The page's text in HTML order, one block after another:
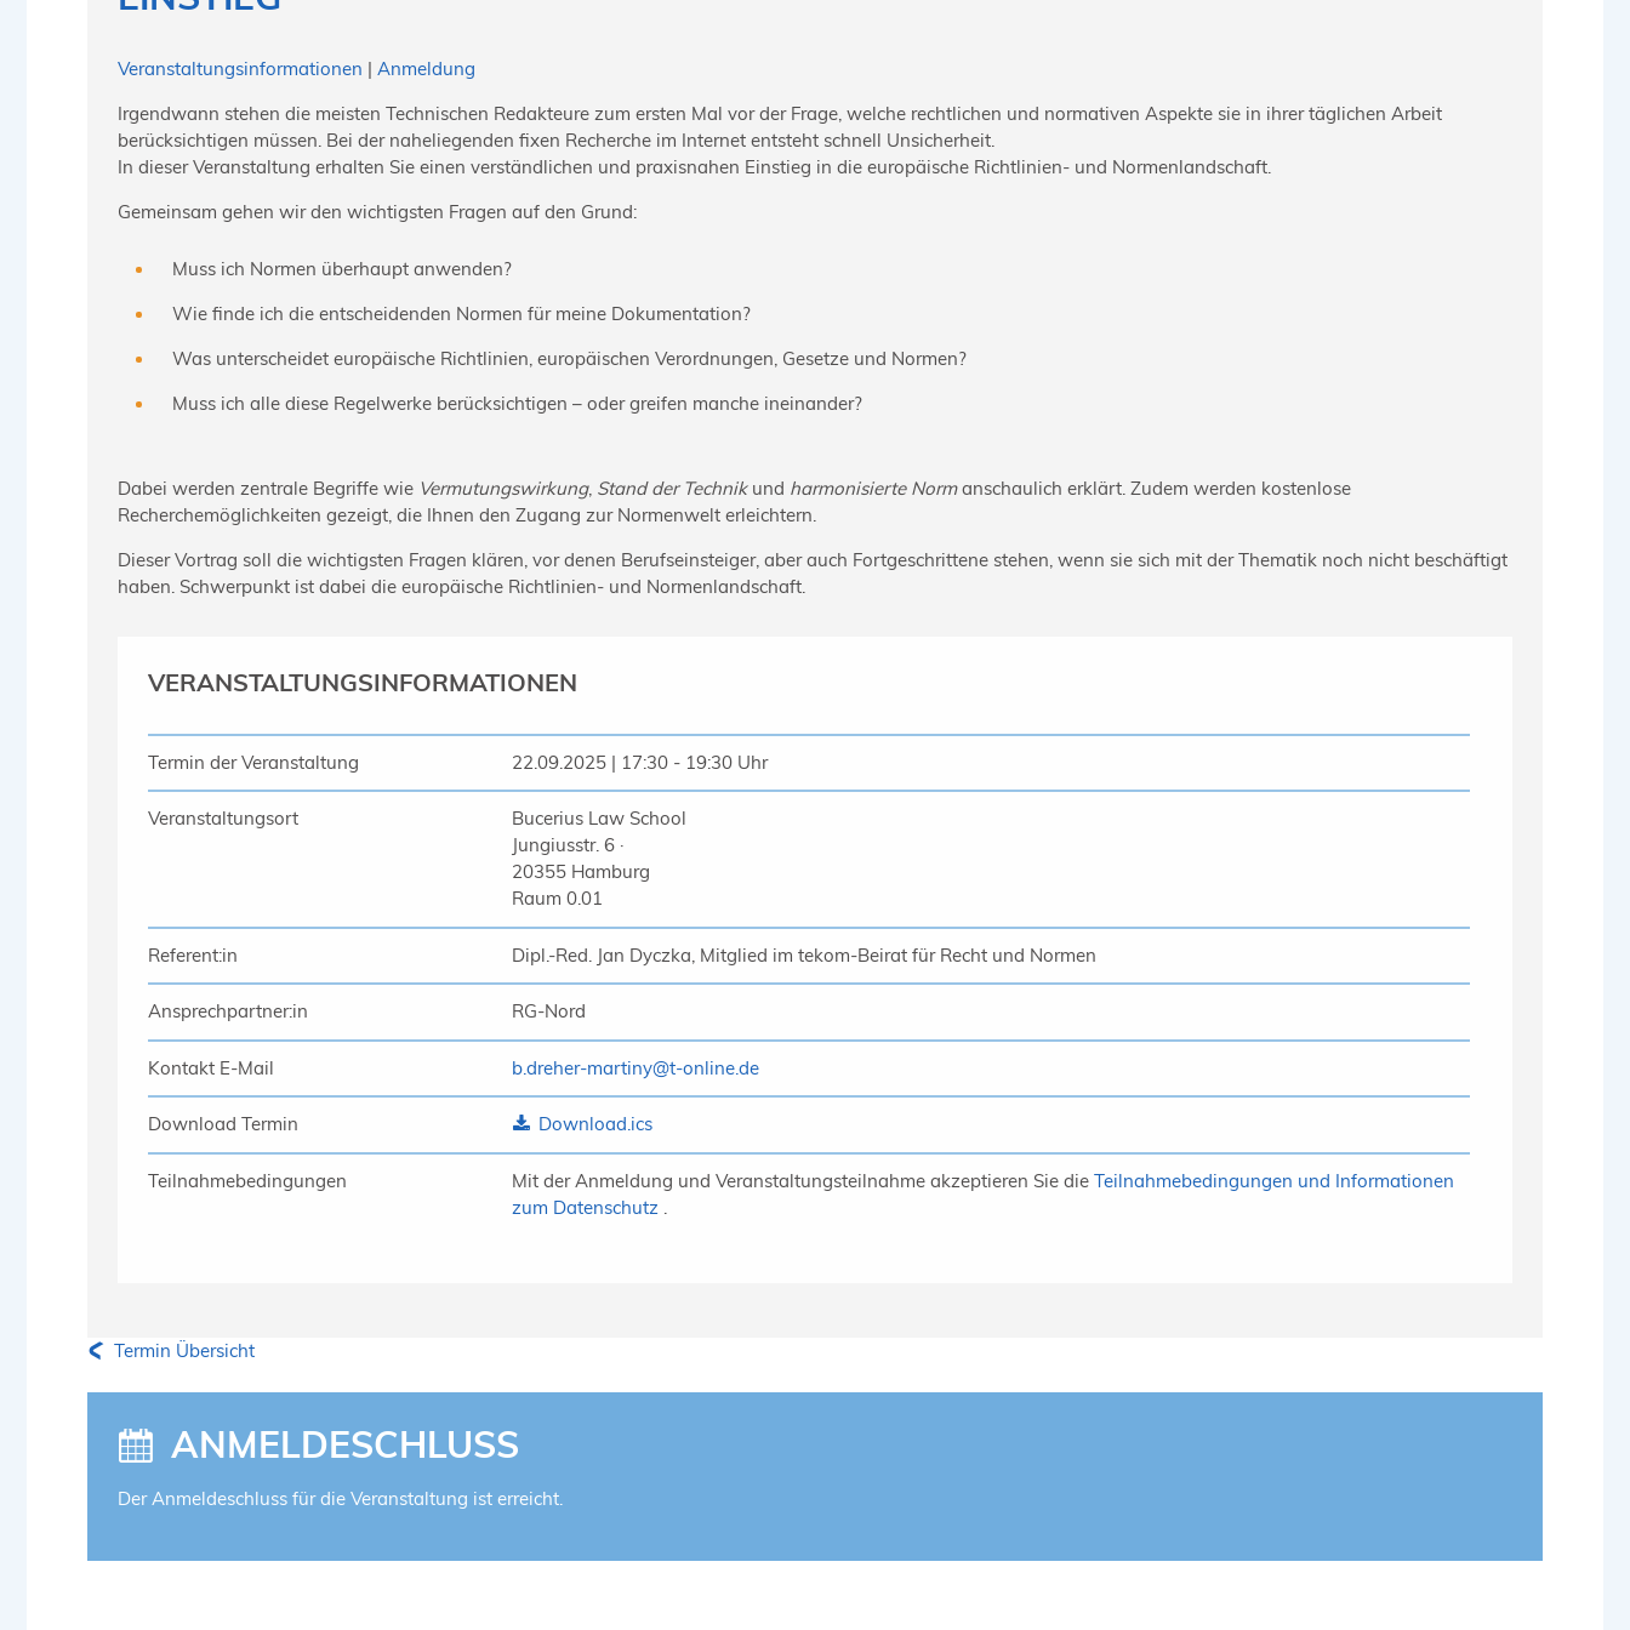
Veranstaltungsinformationen | Anmeldung
Irgendwann stehen die meisten Technischen Redakteure zum ersten Mal vor der Frage, welche rechtlichen und normativen Aspekte sie in ihrer täglichen Arbeit
berücksichtigen müssen. Bei der naheliegenden fixen Recherche im Internet entsteht schnell Unsicherheit.
In dieser Veranstaltung erhalten Sie einen verständlichen und praxisnahen Einstieg in die europäische Richtlinien- und Normenlandschaft.
Gemeinsam gehen wir den wichtigsten Fragen auf den Grund:
Muss ich Normen überhaupt anwenden?
Wie finde ich die entscheidenden Normen für meine Dokumentation?
Was unterscheidet europäische Richtlinien, europäischen Verordnungen, Gesetze und Normen?
Muss ich alle diese Regelwerke berücksichtigen – oder greifen manche ineinander?
Dabei werden zentrale Begriffe wie Vermutungswirkung, Stand der Technikund harmonisierte Normanschaulich erklärt. Zudem werden kostenlose
Recherchemöglichkeiten gezeigt, die Ihnen den Zugang zur Normenwelt erleichtern.
Dieser Vortrag soll die wichtigsten Fragen klären, vor denen Berufseinsteiger, aber auch Fortgeschrittene stehen, wenn sie sich mit der Thematik noch nicht beschäftigt
haben. Schwerpunkt ist dabei die europäische Richtlinien- und Normenlandschaft.
VERANSTALTUNGSINFORMATIONEN
Termin der Veranstaltung 22.09.2025 | 17:30 - 19:30 Uhr
Veranstaltungsort
Bucerius Law School
Jungiusstr. 6 ·
20355 Hamburg
Raum 0.01
Referent:in Dipl.-Red. Jan Dyczka, Mitglied im tekom-Beirat für Recht und Normen
Ansprechpartner:in RG-Nord
Kontakt E-Mail b.dreher-martiny@t-online.de
Download Termin Download.ics
Teilnahmebedingungen Mit der Anmeldung und Veranstaltungsteilnahme akzeptieren Sie die Teilnahmebedingungen und Informationen
zum Datenschutz
Termin Übersicht
ANMELDESCHLUSS
Der Anmeldeschluss für die Veranstaltung ist erreicht.